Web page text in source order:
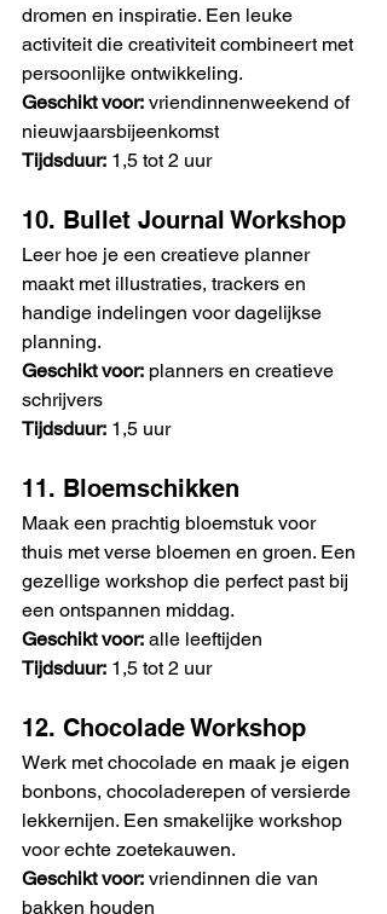
dromen en inspiratie. Een leuke
activiteit die creativiteit combineert met
persoonlijke ontwikkeling.
Geschikt voor: vriendinnenweekend of
nieuwjaarsbijeenkomst
Tijdsduur: 1,5 tot 2 uur
10. Bullet Journal Workshop
Leer hoe je een creatieve planner
maakt met illustraties, trackers en
handige indelingen voor dagelijkse
planning.
Geschikt voor: planners en creatieve
schrijvers
Tijdsduur: 1,5 uur
11. Bloemschikken
Maak een prachtig bloemstuk voor
thuis met verse bloemen en groen. Een
gezellige workshop die perfect past bij
een ontspannen middag.
Geschikt voor: alle leeftijden
Tijdsduur: 1,5 tot 2 uur
12. Chocolade Workshop
Werk met chocolade en maak je eigen
bonbons, chocoladerepen of versierde
lekkernijen. Een smakelijke workshop
voor echte zoetekauwen.
Geschikt voor: vriendinnen die van
bakken houden